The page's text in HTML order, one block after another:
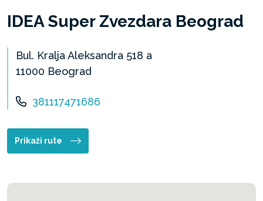
IDEA Super Zvezdara Beograd
Bul. Kralja Aleksandra 518 a
11000 Beograd
381117471686
Prikaži rute